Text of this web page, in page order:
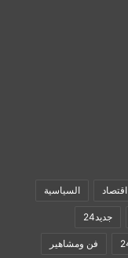
اقتصاد السياسية
جديد24
فن ومشاهير